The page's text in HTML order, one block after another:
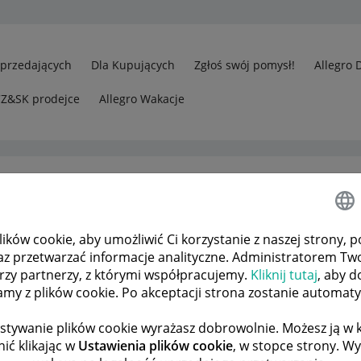
cookie, aby umożliwić Ci korzystanie z naszej strony,
przetwarzać informacje analityczne. Administratorem
partnerzy, z którymi współpracujemy. Kliknij tutaj, aby
z plików cookie. Po akceptacji strona zostanie
plików cookie wyrażasz dobrowolnie. Możesz ją w
klikając wUstawienia plików cookie, w stopce strony.
Dla Kupujących Zgłoś swój pomysł! Allegro
prodejce Allegro Wakacje
Jak coraz bardziej okrojone kryteria wyszukiwania, to tylko
POPRZEDNIA NASTĘPNA